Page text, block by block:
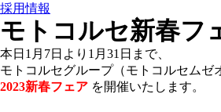
採用情報
モトコルセ新春フ
本日1月7日より1月31日まで、
モトコルセグループ（モトコルセム
2023新春フェア を開催いたします。